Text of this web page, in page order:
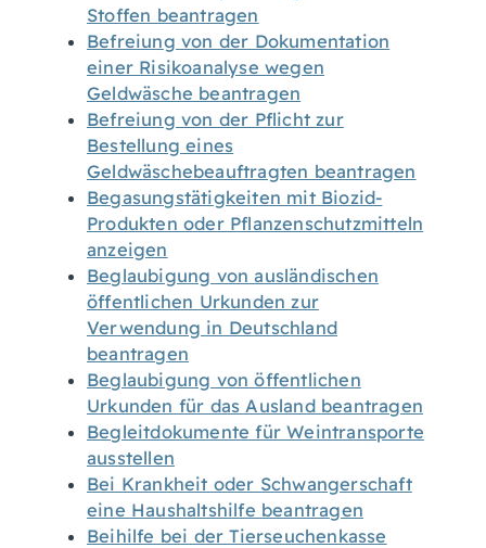
Stoffen beantragen
Befreiung von der Dokumentation
einer Risikoanalyse wegen
Geldwäsche beantragen
Befreiung von der Pflicht zur
Bestellung eines
Geldwäschebeauftragten beantragen
Begasungstätigkeiten mit Biozid-
Produkten oder Pflanzenschutzmitteln
anzeigen
Beglaubigung von ausländischen
öffentlichen Urkunden zur
Verwendung in Deutschland
beantragen
Beglaubigung von öffentlichen
Urkunden für das Ausland beantragen
Begleitdokumente für Weintransporte
ausstellen
Bei Krankheit oder Schwangerschaft
eine Haushaltshilfe beantragen
Beihilfe bei der Tierseuchenkasse